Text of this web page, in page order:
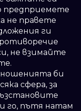
предприемете
не правете
ги
не взимайте
би
сфера, за
го, пътя натам